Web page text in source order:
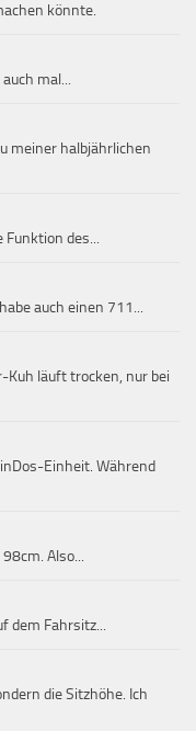
könnte.
mal...
meiner halbjährlichen
des...
auch einen 711...
Kuh läuft trocken, nur bei
Einheit. Während
Also...
dem Fahrsitz...
die Sitzhöhe. Ich